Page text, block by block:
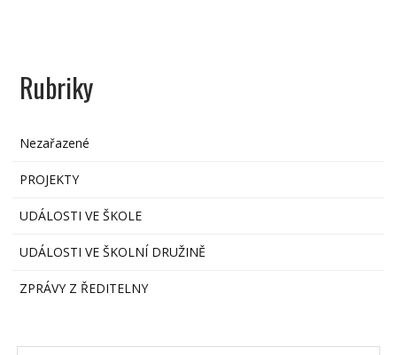
Rubriky
Nezařazené
PROJEKTY
UDÁLOSTI VE ŠKOLE
UDÁLOSTI VE ŠKOLNÍ DRUŽINĚ
ZPRÁVY Z ŘEDITELNY